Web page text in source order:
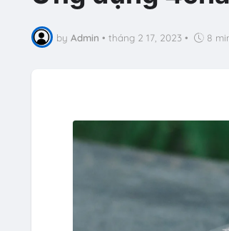
by Admin • tháng 2 17, 2023 • 8